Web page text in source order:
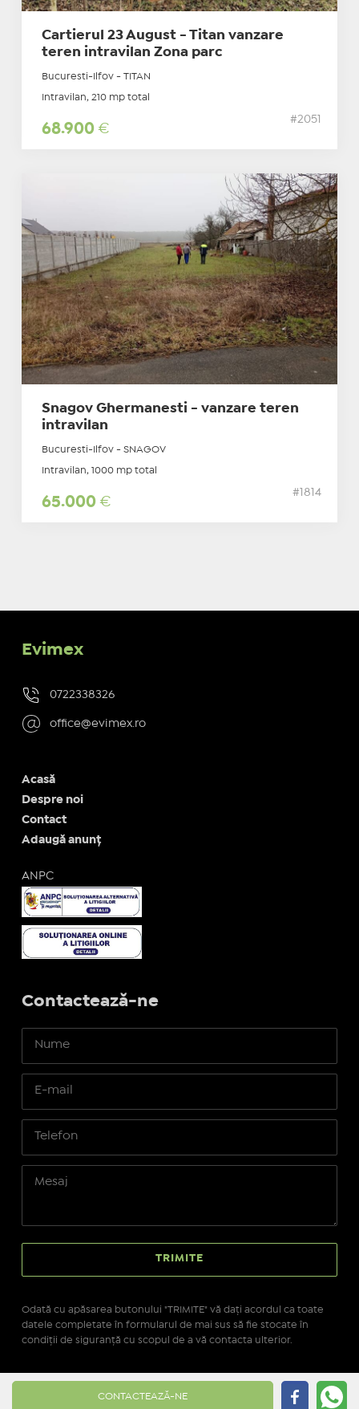
Cartierul 23 August - Titan vanzare
teren intravilan Zona parc
Bucuresti-Ilfov - TITAN
Intravilan, 210 mp total
68.900 €
#2051
Snagov Ghermanesti - vanzare teren
intravilan
Bucuresti-Ilfov - SNAGOV
Intravilan, 1000 mp total
65.000 €
#1814
CONTACTEAZĂ-NE
Evimex
0722338326
office@evimex.ro
Acasă
Despre noi
Contact
Adaugă anunț
ANPC
Contactează-ne
Odată cu apăsarea butonului "TRIMITE" vă daţi acordul ca toate
datele completate în formularul de mai sus să fie stocate în
condiţii de siguranţă cu scopul de a vă contacta ulterior.
IMOPEDIA.ro - Anunțuri
pe tehnologie Real Manager - CRM Imobiliar